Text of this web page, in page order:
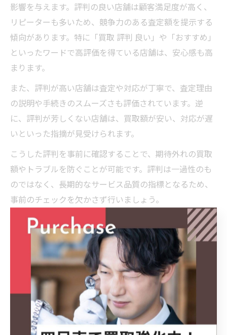
影響を与えます。評判の良い店舗は顧客満足度が高く、
リピーターも多いため、競争力のある査定額を提示する
傾向があります。特に「買取 評判 良い」や「おすすめ」
といったワードで高評価を得ている店舗は、安心感も高
まります。
また、評判が高い店舗は査定や対応が丁寧で、査定理由
の説明や手続きのスムーズさも評価されています。逆
に、評判が芳しくない店舗は、買取額が安い、対応が遅
いといった指摘が見受けられます。
こうした評判を事前に確認することで、期待外れの買取
額やトラブルを防ぐことが可能です。評判は一過性のも
のではなく、長期的なサービス品質の指標となるため、
事前のチェックを欠かさず行いましょう。
高く売れるリサイクルショップの選び方のコツ
高く売れるリサイクルショップを選ぶには、複数の観点
から店舗を比較・検討することが大切です。まず、レビ
ューや口コミで「高価買取ランキング」や「一番高く買
い取ってくれるリサイクルショップ」といった情報を集
め、実際に高値で売却できた事例を探しましょう。
次に、買取ジャンル（家電・家具・衣類など）の幅広さ